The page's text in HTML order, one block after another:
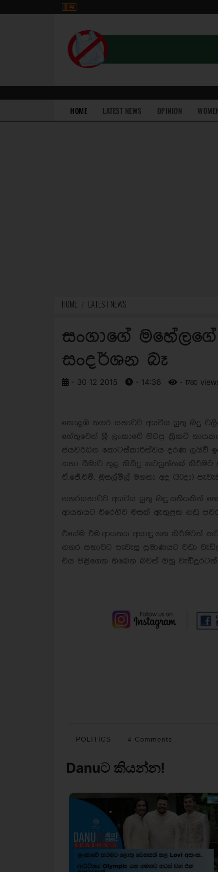
HOME(current)LATEST NEWS OPINION
HOME LATEST NEWS
සංගාගේ
සංදර්ශන බෑ
- 30 12 2015 - 14:36 - 1780
කොළඹ නගර සභාවට අයවිය යුතු බදු
හේතුවෙන් ශ්‍රී ලංකාවේ හිටපු ක්‍රිකට්
ජයවර්ධන කොටස්කාරිත්වය දරණ ලයිව්
සභා සීමාව තුළ කිසිදු කටයුත්තක් කිරීමට
ඒ.ජේ.එම්. මුසල්මිල් මහතා අද (30දා)
නගරසභාවට අයවිය යුතු බඳු සතියකින්
ආයතයට එරෙහිව මසක් ඇතුළත නඩු
එසේම එම ආයතය අසාඳු ගත කිරීමටත්
නගර සභාවට පැවැසූ ප්‍රමාණයට වඩා
එය පිළිගෙන තිබෙන බවත් ඔහු වැඩිදුරටත්
POLITICS 4 Comments